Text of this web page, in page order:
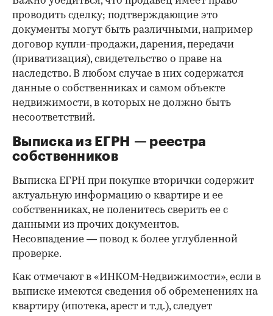
проводить сделку; подтверждающие это
документы могут быть различными, например
договор купли-продажи, дарения, передачи
(приватизация), свидетельство о праве на
наследство. В любом случае в них содержатся
данные о собственниках и самом объекте
недвижимости, в которых не должно быть
несоответствий.
Выписка из ЕГРН — реестра
собственников
Выписка ЕГРН при покупке вторички содержит
актуальную информацию о квартире и ее
собственниках, не поленитесь сверить ее с
данными из прочих документов.
Несовпадение — повод к более углубленной
проверке.
Как отмечают в «ИНКОМ-Недвижимости», если в
выписке имеются сведения об обременениях на
квартиру (ипотека, арест и т.д.), следует